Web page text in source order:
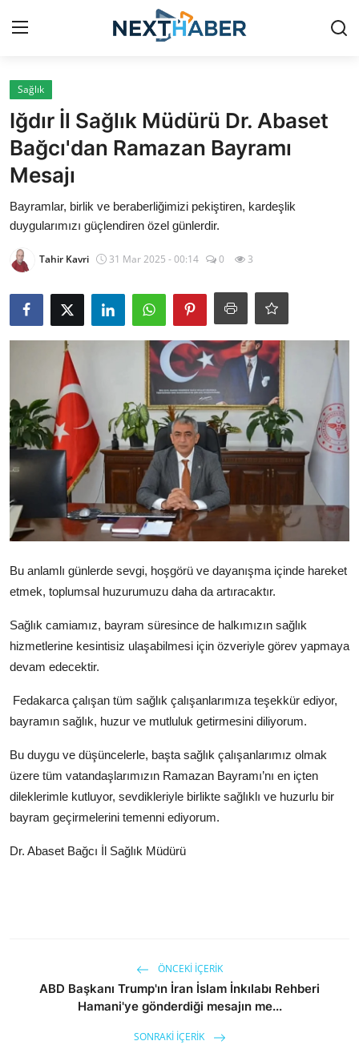
Giriş Yap
Gündem
Finans
Magazin
Teknoloji
Siyaset
Sağlık
Yerel
Video
Sinema
Haber Ekle Para Kazan
Sağlık
Iğdır İl Sağlık Müdürü Dr. Abaset
Bağcı'dan Ramazan Bayramı
Mesajı
Bayramlar, birlik ve beraberliğimizi pekiştiren, kardeşlik
duygularımızı güçlendiren özel günlerdir.
Tahir Kavri 31 Mar 2025 - 00:14 0 3
Bu anlamlı günlerde sevgi, hoşgörü ve dayanışma içinde hareket
etmek, toplumsal huzurumuzu daha da artıracaktır.
Sağlık camiamız, bayram süresince de halkımızın sağlık
hizmetlerine kesintisiz ulaşabilmesi için özveriyle görev yapmaya
devam edecektir.
Fedakarca çalışan tüm sağlık çalışanlarımıza teşekkür ediyor,
bayramın sağlık, huzur ve mutluluk getirmesini diliyorum.
Bu duygu ve düşüncelerle, başta sağlık çalışanlarımız olmak
üzere tüm vatandaşlarımızın Ramazan Bayramı’nı en içten
dileklerimle kutluyor, sevdikleriyle birlikte sağlıklı ve huzurlu bir
bayram geçirmelerini temenni ediyorum.
Dr. Abaset Bağcı İl Sağlık Müdürü
ÖNCEKI İÇERIK
ABD Başkanı Trump'ın İran İslam İnkılabı Rehberi
Hamani'ye gönderdiği mesajın me...
SONRAKI İÇERIK